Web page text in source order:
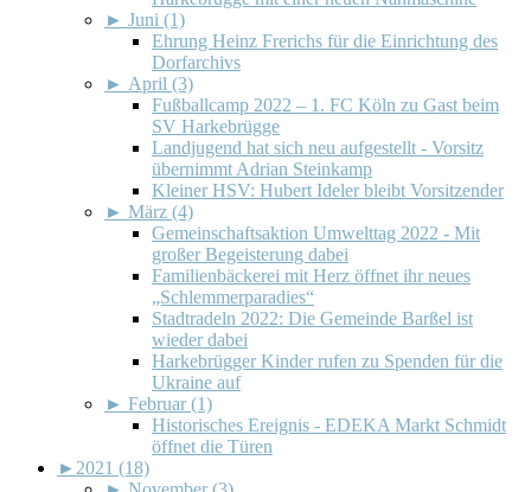
► Juni (1)
Ehrung Heinz Frerichs für die Einrichtung des
Dorfarchivs
► April (3)
Fußballcamp 2022 – 1. FC Köln zu Gast beim
SV Harkebrügge
Landjugend hat sich neu aufgestellt - Vorsitz
übernimmt Adrian Steinkamp
Kleiner HSV: Hubert Ideler bleibt Vorsitzender
► März (4)
Gemeinschaftsaktion Umwelttag 2022 - Mit
großer Begeisterung dabei
Familienbäckerei mit Herz öffnet ihr neues
„Schlemmerparadies“
Stadtradeln 2022: Die Gemeinde Barßel ist
wieder dabei
Harkebrügger Kinder rufen zu Spenden für die
Ukraine auf
► Februar (1)
Historisches Ereignis - EDEKA Markt Schmidt
öffnet die Türen
► 2021 (18)